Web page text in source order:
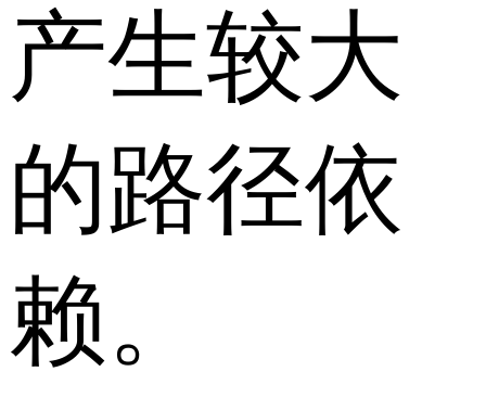
产生较大
的路径依
赖。